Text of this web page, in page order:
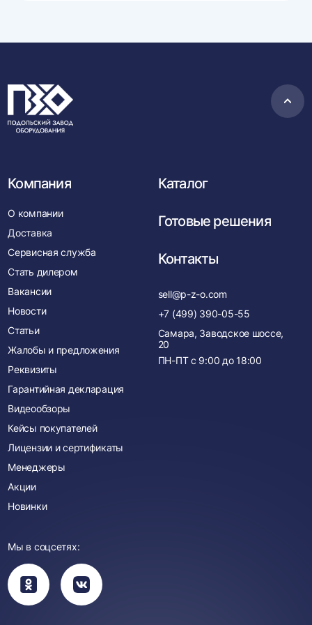
в
Компания
О компании
Доставка
Сервисная служба
Стать дилером
Вакансии
Новости
Статьи
Жалобы и предложения
Реквизиты
Гарантийная декларация
Видеообзоры
Кейсы покупателей
Лицензии и сертификаты
Менеджеры
Акции
Новинки
Каталог
Готовые решения
Контакты
sell@p-z-o.com
+7 (499) 390-05-55
Самара, Заводское шоссе,
20
ПН-ПТ с 9:00 до 18:00
Мы в соцсетях:
Вы
перейдете
в
группу
Вы
перейдете
в
группу